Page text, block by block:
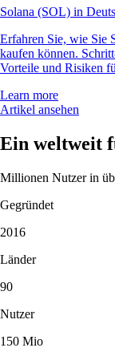
Solana (SOL) in
Erfahren Sie, wie Sie
kaufen können.
Vorteile und Risiken
Learn more
Artikel ansehen
Ein weltweit
Millionen Nutzer in
Gegründet
2016
Länder
90
Nutzer
150 Mio